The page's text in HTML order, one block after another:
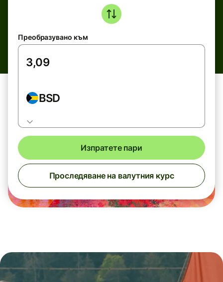
Преобразувано към
BSD
Изпратете пари
Проследяване на валутния курс